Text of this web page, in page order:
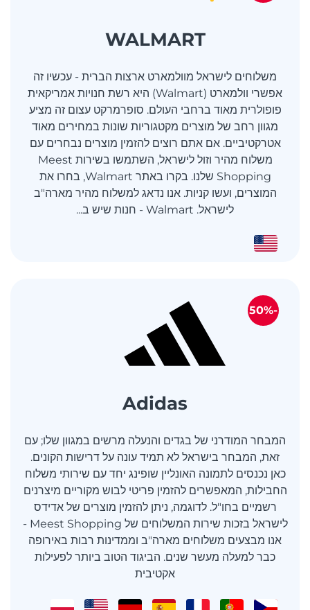
WALMART
משלוחים לישראל מוולמארט ארצות הברית - עכשיו זה
אפשרי וולמארט (Walmart) היא רשת חנויות אמריקאית
פופולרית מאוד ברחבי העולם. סופרמרקט עצום זה מציע
מגוון רחב של מוצרים מקטגוריות שונות במחירים מאוד
אטרקטיביים. אם אתם רוצים להזמין מוצרים נבחרים עם
משלוח מהיר וזול לישראל, השתמשו בשירות Meest
Shopping שלנו. בקרו באתר Walmart, בחרו את
המוצרים, ועשו קניות. אנו נדאג למשלוח מהיר מארה"ב
לישראל. Walmart - חנות שיש ב...
Adidas
המבחר המודרני של בגדים והנעלה מרשים במגוון שלו; עם
זאת, המבחר בישראל לא תמיד עונה על דרישות הקונים.
כאן נכנסים לתמונה האונליין שופינג יחד עם שירותי משלוח
החבילות, המאפשרים להזמין פריטי לבוש מקוריים מיצרנים
רשמיים בחו"ל. לדוגמה, ניתן להזמין מוצרים של אדידס
לישראל בזכות שירות המשלוחים של Meest Shopping -
אנו מבצעים משלוחים מארה"ב וממדינות רבות באירופה
כבר למעלה מעשר שנים. הביגוד הטוב ביותר לפעילות
אקטיבית
-50%